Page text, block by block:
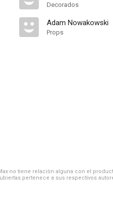
Decorados
Adam Nowakowski
Props
no tiene relación alguna con el
pertenece a sus respectivos